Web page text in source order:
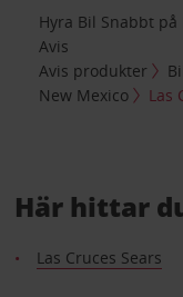
Hyra Bil Snabbt
Avis
Avis produkter
New Mexico
Las
Här hittar
Las Cruces Sears